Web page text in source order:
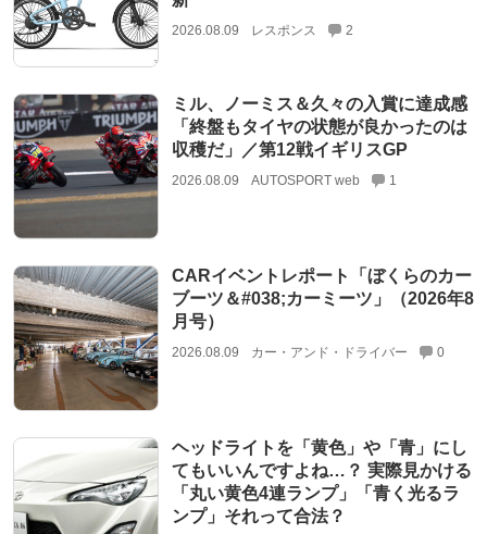
2026.08.09 レスポンス 2
ミル、ノーミス＆久々の入賞に達成感
「終盤もタイヤの状態が良かったのは
収穫だ」／第12戦イギリスGP
2026.08.09 AUTOSPORT web 1
CARイベントレポート「ぼくらのカー
ブーツ＆#038;カーミーツ」（2026年8
月号）
2026.08.09 カー・アンド・ドライバー 0
ヘッドライトを「黄色」や「青」にし
てもいいんですよね…？ 実際見かける
「丸い黄色4連ランプ」「青く光るラ
ンプ」それって合法？